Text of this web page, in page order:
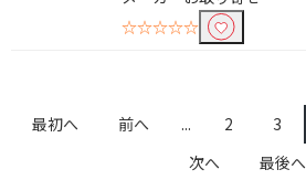
☆☆☆☆☆
最初へ 前へ ... 2 3
次へ
最後へ
電源形式で絞り込む
ハイレゾ音源で絞り込む